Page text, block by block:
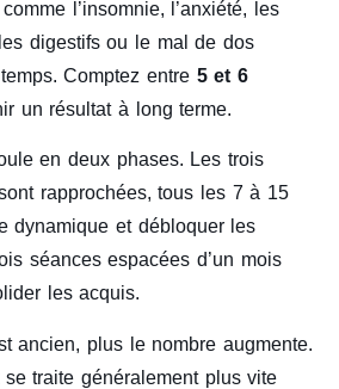
l’insomnie, l’anxiété, les
digestifs ou le mal de dos
Comptez entre 5 et 6
un résultat à long terme.
en deux phases. Les trois
rapprochées, tous les 7 à 15
dynamique et débloquer les
séances espacées d’un mois
les acquis.
ancien, plus le nombre augmente.
traite généralement plus vite